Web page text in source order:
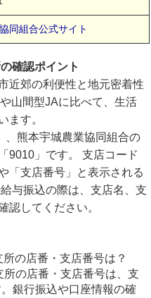
同組合公式サイト
確認ポイント
近郊の利便性と地元密着性
山間型JAに比べて、生活
ます。
、熊本宇城農業協同組合の
9010」です。 支店コード
「支店番号」と表示される
与振込の際は、支店名、支
認してください。
の店番・支店番号は？
の店番・支店番号は、支
銀行振込や口座情報の確